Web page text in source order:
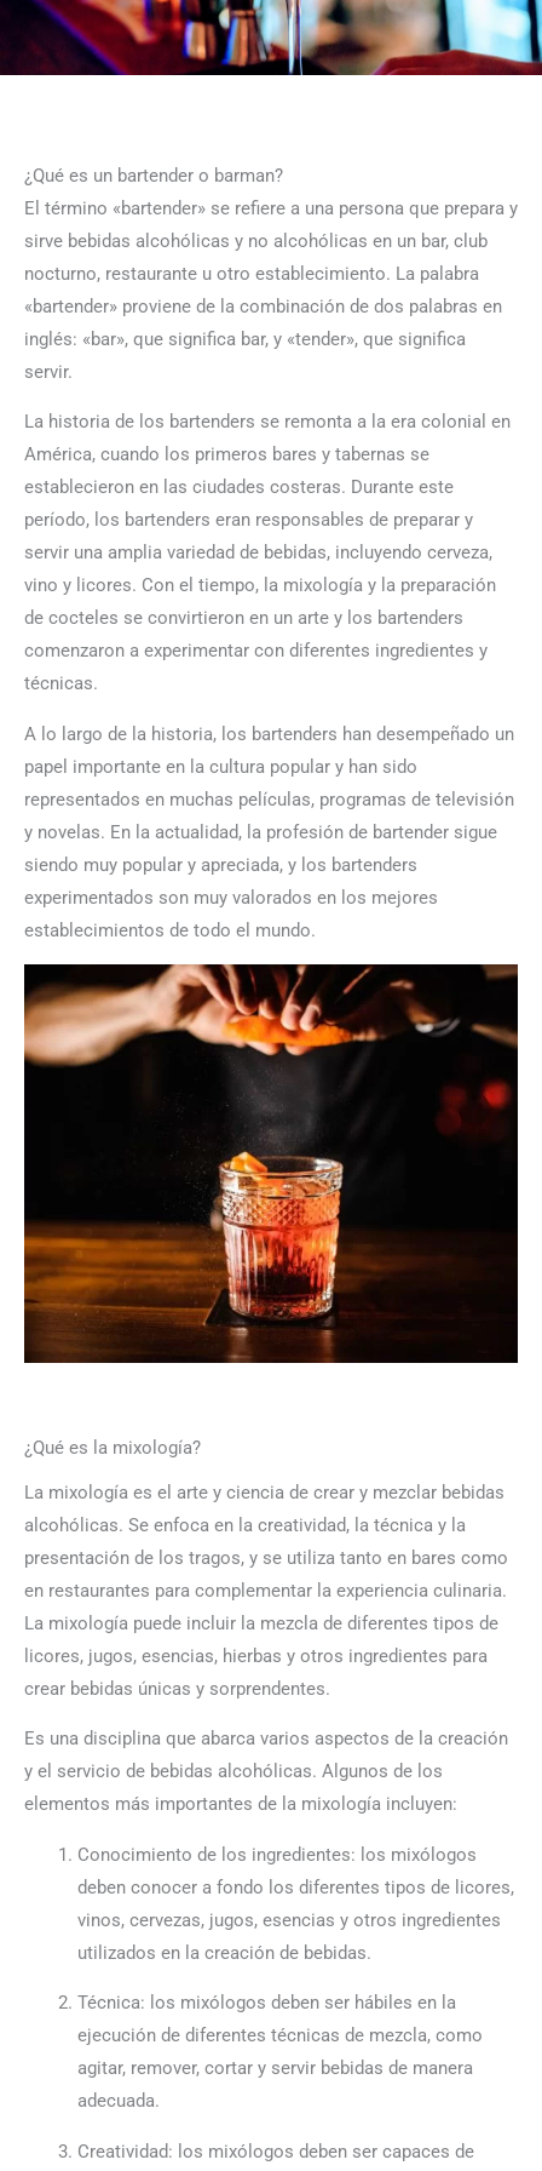
¿Qué es un bartender o barman?
El término «bartender» se refiere a una persona que prepara y
sirve bebidas alcohólicas y no alcohólicas en un bar, club
nocturno, restaurante u otro establecimiento. La palabra
«bartender» proviene de la combinación de dos palabras en
inglés: «bar», que significa bar, y «tender», que significa
servir.
La historia de los bartenders se remonta a la era colonial en
América, cuando los primeros bares y tabernas se
establecieron en las ciudades costeras. Durante este
período, los bartenders eran responsables de preparar y
servir una amplia variedad de bebidas, incluyendo cerveza,
vino y licores. Con el tiempo, la mixología y la preparación
de cocteles se convirtieron en un arte y los bartenders
comenzaron a experimentar con diferentes ingredientes y
técnicas.
A lo largo de la historia, los bartenders han desempeñado un
papel importante en la cultura popular y han sido
representados en muchas películas, programas de televisión
y novelas. En la actualidad, la profesión de bartender sigue
siendo muy popular y apreciada, y los bartenders
experimentados son muy valorados en los mejores
establecimientos de todo el mundo.
¿Qué es la mixología?
La mixología es el arte y ciencia de crear y mezclar bebidas
alcohólicas. Se enfoca en la creatividad, la técnica y la
presentación de los tragos, y se utiliza tanto en bares como
en restaurantes para complementar la experiencia culinaria.
La mixología puede incluir la mezcla de diferentes tipos de
licores, jugos, esencias, hierbas y otros ingredientes para
crear bebidas únicas y sorprendentes.
Es una disciplina que abarca varios aspectos de la creación
y el servicio de bebidas alcohólicas. Algunos de los
elementos más importantes de la mixología incluyen:
Conocimiento de los ingredientes: los mixólogos
deben conocer a fondo los diferentes tipos de licores,
vinos, cervezas, jugos, esencias y otros ingredientes
utilizados en la creación de bebidas.
Técnica: los mixólogos deben ser hábiles en la
ejecución de diferentes técnicas de mezcla, como
agitar, remover, cortar y servir bebidas de manera
adecuada.
Creatividad: los mixólogos deben ser capaces de